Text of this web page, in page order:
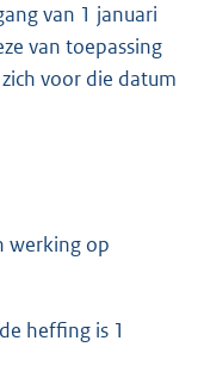
van 1 januari
van toepassing
voor die datum
werking op
heffing is 1